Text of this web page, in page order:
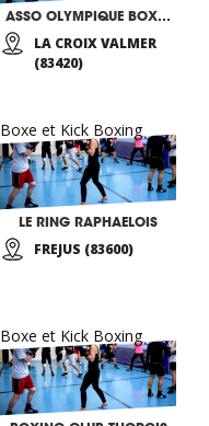
ASSO OLYMPIQUE BOXE FRANCAISE SAVATE
LA CROIX VALMER
(83420)
Boxe et Kick Boxing
LE RING RAPHAELOIS
FREJUS (83600)
Boxe et Kick Boxing